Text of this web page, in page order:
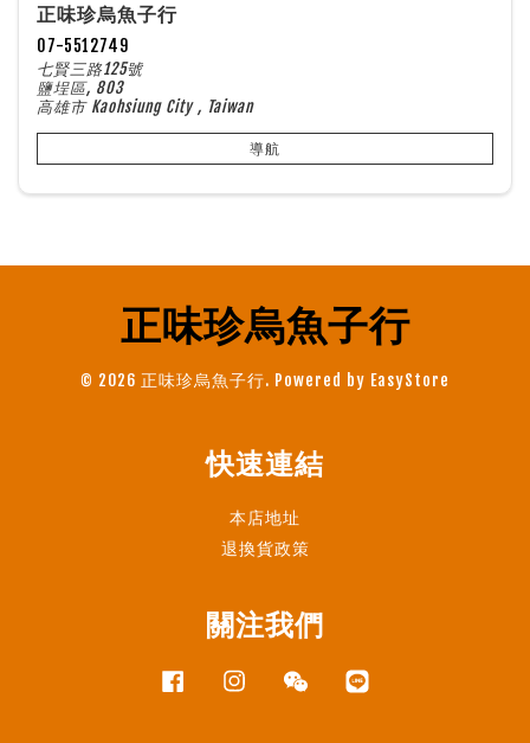
正味珍烏魚子行
07-5512749
七賢三路125號
鹽埕區, 803
高雄市 Kaohsiung City , Taiwan
導航
正味珍烏魚子行
© 2026 正味珍烏魚子行. Powered by EasyStore
快速連結
本店地址
退換貨政策
關注我們
Facebook InstagramWechat